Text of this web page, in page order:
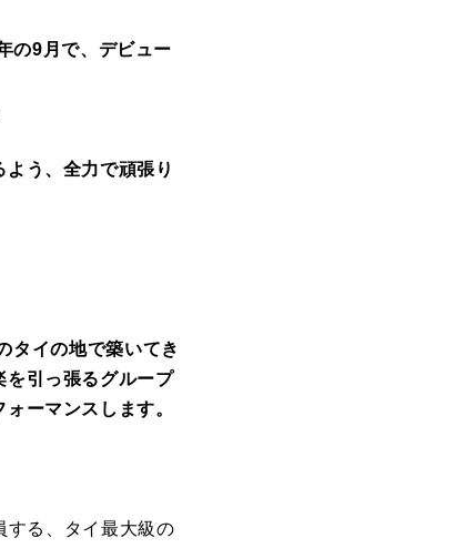
の9月で、デビュー
う、全力で頑張り
タイの地で築いてき
を引っ張るグループ
ーマンスします。
する、タイ最大級の